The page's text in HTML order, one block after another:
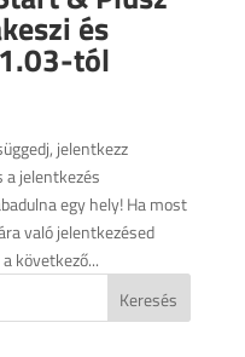
és
tól
jelentkezz
a jelentkezés
egy hely! Ha most
való jelentkezésed
következő...